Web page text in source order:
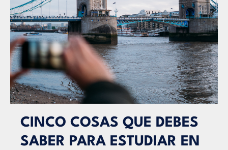
CINCO COSAS QUE DEBES
SABER PARA ESTUDIAR EN